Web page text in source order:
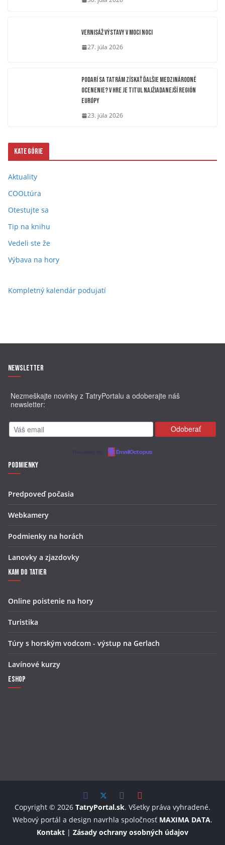
Vernisáž výstavy V moci noci
27. júla 2026
Podarí sa Tatrám získať ďalšie medzinárodné
ocenenie? V hre je titul Najžiadanejší región
Európy
23. júla 2026
Kategórie
Aktuality
COOLtúra
Otestujte sa
Tip na knihu
Vedeli ste že
Výbava na hory
Kompletný kalendár podujatí
Newsletter
Nezmeškajte novinky z TatryPortalu a odoberajte náš
newsletter:
Powered by EmailOctopus
Podmienky
Predpoveď počasia
Webkamery
Podmienky na horách
Lanovky a zjazdovky
Kam do Tatier
Online poistenie na hory
Turistika
Túry s horským vodcom - výstup na Gerlach
Lavínové kurzy
Eshop
Copyright © 2026 TatryPortal.sk. Všetky práva vyhradené.
Webový portál a design navrhla spoločnosť MAXIMA DATA.
Kontakt | Zásady ochrany osobných údajov